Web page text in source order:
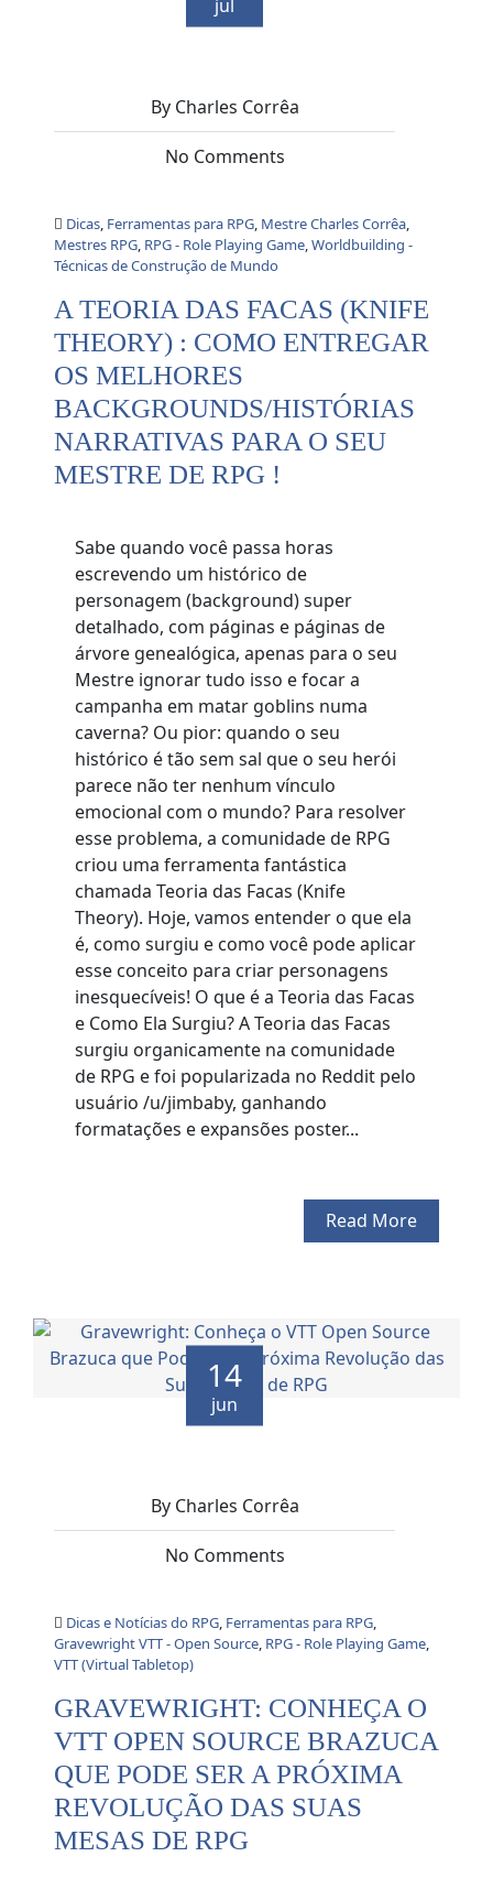
jul
By Charles Corrêa
No Comments
Dicas, Ferramentas para RPG, Mestre Charles Corrêa,
Mestres RPG, RPG - Role Playing Game,Worldbuilding -
Técnicas de Construção de Mundo
A TEORIA DAS FACAS (KNIFE
THEORY) : COMO ENTREGAR
OS MELHORES
BACKGROUNDS/HISTÓRIAS
NARRATIVAS PARA O SEU
MESTRE DE RPG !
Sabe quando você passa horas
escrevendo um histórico de
personagem (background) super
detalhado, com páginas e páginas de
árvore genealógica, apenas para o seu
Mestre ignorar tudo isso e focar a
campanha em matar goblins numa
caverna? Ou pior: quando o seu
histórico é tão sem sal que o seu herói
parece não ter nenhum vínculo
emocional com o mundo? Para resolver
esse problema, a comunidade de RPG
criou uma ferramenta fantástica
chamada Teoria das Facas (Knife
Theory). Hoje, vamos entender o que ela
é, como surgiu e como você pode aplicar
esse conceito para criar personagens
inesquecíveis! O que é a Teoria das Facas
e Como Ela Surgiu? A Teoria das Facas
surgiu organicamente na comunidade
de RPG e foi popularizada no Reddit pelo
usuário /u/jimbaby, ganhando
formatações e expansões poster...
Read More
14
jun
By Charles Corrêa
No Comments
Dicas e Notícias do RPG, Ferramentas para RPG,
Gravewright VTT - Open Source, RPG - Role Playing Game,
VTT (Virtual Tabletop)
GRAVEWRIGHT: CONHEÇA O
VTT OPEN SOURCE BRAZUCA
QUE PODE SER A PRÓXIMA
REVOLUÇÃO DAS SUAS
MESAS DE RPG